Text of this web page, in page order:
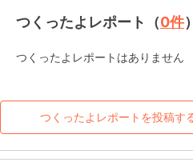
つくったよレポート（0件）
つくったよレポートはありません
つくったよレポートを投稿す